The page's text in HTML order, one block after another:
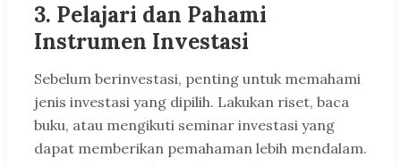
3. Pelajari dan Pahami
Instrumen Investasi
Sebelum berinvestasi, penting untuk memahami
jenis investasi yang dipilih. Lakukan riset, baca
buku, atau mengikuti seminar investasi yang
dapat memberikan pemahaman lebih mendalam.